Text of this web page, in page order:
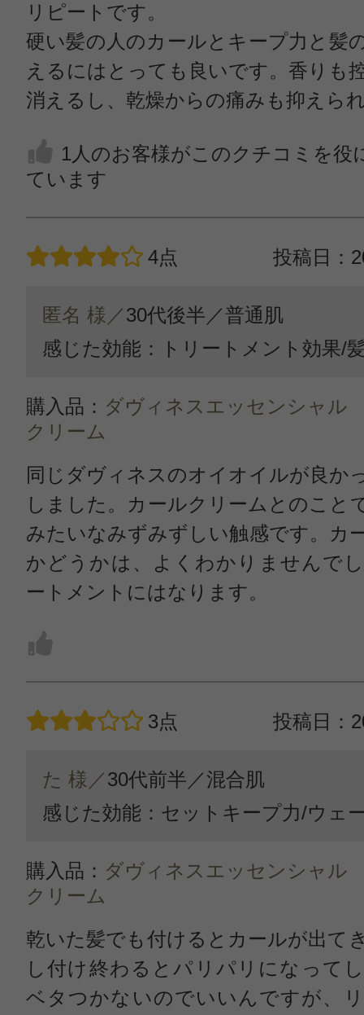
リピートです。
硬い髪の人のカールとキープ力と髪
えるにはとっても良いです。香りも
消えるし、乾燥からの痛みも抑えら
1人のお客様がこのクチコミを役
ています
4点 投稿日：
匿名 様／30代後半／普通肌
感じた効能：トリートメント効果/
購入品： ダヴィネスエッセンシャ
クリーム
同じダヴィネスのオイオイルが良か
しました。カールクリームとのこと
みたいなみずみずしい触感です。カ
かどうかは、よくわかりませんで
ートメントにはなります。
3点 投稿日：
た 様／30代前半／混合肌
感じた効能：セットキープ力/ウェ
購入品： ダヴィネスエッセンシャ
クリーム
乾いた髪でも付けるとカールが出て
し付け終わるとパリパリになって
ベタつかないのでいいんですが、